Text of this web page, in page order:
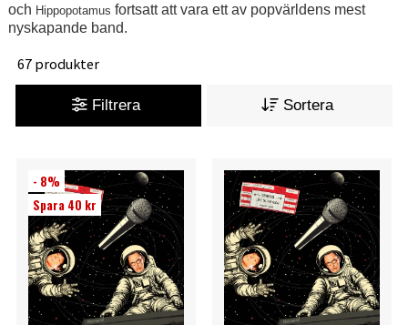
och Hippopotamus fortsatt att vara ett av popvärldens mest
nyskapande band.
67 produkter
Filtrera Sortera
- 8%
Spara 40 kr